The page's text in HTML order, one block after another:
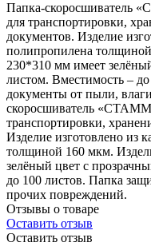
Папка-скоросшиватель
для транспортировки,
документов. Изделие
полипропилена
230*310 мм имеет
листом. Вместимость –
документы от пыли,
скоросшиватель
транспортировки,
Изделие изготовлено из
толщиной 160 мкм.
зелёный цвет с
до 100 листов. Папка
прочих повреждений.
Отзывы о товаре
Оставить отзыв
Оставить отзыв